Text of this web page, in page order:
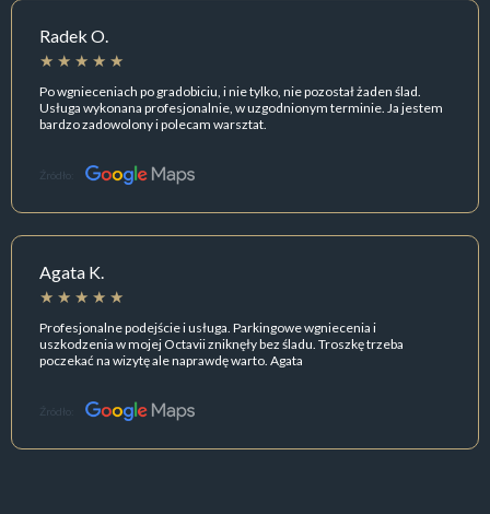
Radek O.
Po wgnieceniach po gradobiciu, i nie tylko, nie pozostał żaden ślad.
Usługa wykonana profesjonalnie, w uzgodnionym terminie. Ja jestem
bardzo zadowolony i polecam warsztat.
Źródło:
Agata K.
Profesjonalne podejście i usługa. Parkingowe wgniecenia i
uszkodzenia w mojej Octavii zniknęły bez śladu. Troszkę trzeba
poczekać na wizytę ale naprawdę warto. Agata
Źródło: